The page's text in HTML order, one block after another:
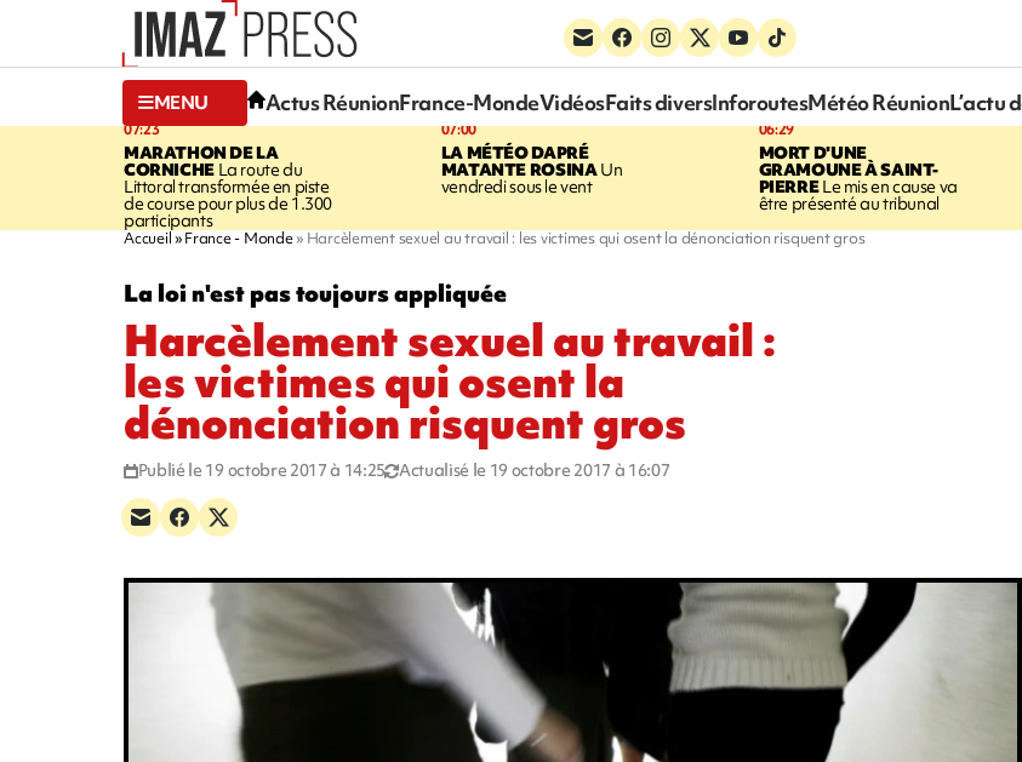
MENU Actus RéunionFrance-MondeVidéosFaits diversInforoutesMétéo RéunionL’actu
07:23
MARATHON DE LA
CORNICHELa route du
Littoral transformée en piste
de course pour plus de 1.300
participants
07:00
LA MÉTÉO DAPRÉ
MATANTE ROSINAUn
vendredi sous le vent
06:29
MORT D'UNE
GRAMOUNE À SAINT-
PIERRELe mis en cause va
être présenté au tribunal
Accueil France - Monde Harcèlement sexuel au travail : les victimes qui osent la dénonciation risquent gros
La loi n'est pas toujours appliquée
Harcèlement sexuel au travail :
les victimes qui osent la
dénonciation risquent gros
Publié le 19 octobre 2017 à 14:25 Actualisé le 19 octobre 2017 à 16:07